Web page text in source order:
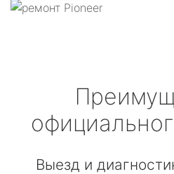
Выезд и